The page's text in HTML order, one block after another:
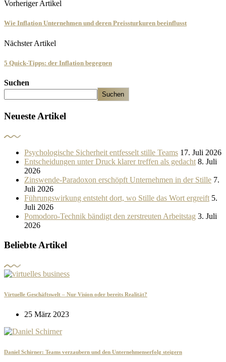
Vorheriger Artikel
Wie Inflation Unternehmen und deren Preissturkuren beeinflusst
Nächster Artikel
5 Quick-Tipps: der Inflation begegnen
Suchen
Suchen
Neueste Artikel
Psychologische Sicherheit entfesselt stille Teams 17. Juli 2026
Entscheidungen unter Druck klarer treffen als gedacht 8. Juli
2026
Zinswende-Paradoxon erschöpft Unternehmen in der Stille 7.
Juli 2026
Führungswirkung entsteht dort, wo Stille das Wort ergreift 5.
Juli 2026
Pomodoro-Technik bändigt den zerstreuten Arbeitstag 3. Juli
2026
Beliebte Artikel
Virtuelle Geschäftswelt – Nur Vision oder bereits Realität?
25 März 2023
Daniel Schirner: Teams verzaubern und den Unternehmenserfolg steigern